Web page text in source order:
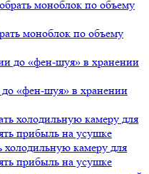
моноблок по объему
«фен-шуя» в хранении
холодильную камеру для
прибыль на усушке